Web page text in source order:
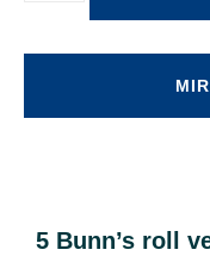
5 Bunn’s roll